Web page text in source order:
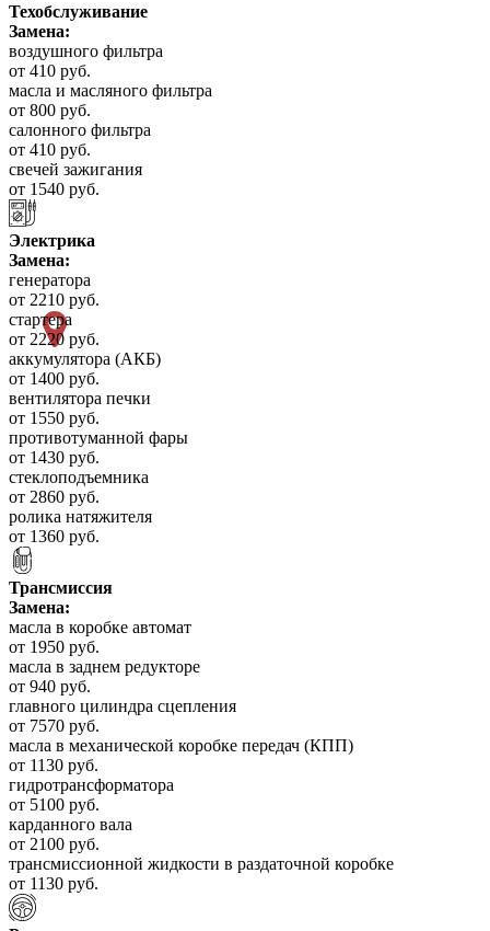
Техобслуживание
Замена:
воздушного фильтра
от 410 руб.
масла и масляного фильтра
от 800 руб.
салонного фильтра
от 410 руб.
свечей зажигания
от 1540 руб.
Электрика
Замена:
генератора
от 2210 руб.
стартера
от 2220 руб.
аккумулятора (АКБ)
от 1400 руб.
вентилятора печки
от 1550 руб.
противотуманной фары
от 1430 руб.
стеклоподъемника
от 2860 руб.
ролика натяжителя
от 1360 руб.
Трансмиссия
Замена:
масла в коробке автомат
от 1950 руб.
масла в заднем редукторе
от 940 руб.
главного цилиндра сцепления
от 7570 руб.
масла в механической коробке передач (КПП)
от 1130 руб.
гидротрансформатора
от 5100 руб.
карданного вала
от 2100 руб.
трансмиссионной жидкости в раздаточной коробке
от 1130 руб.